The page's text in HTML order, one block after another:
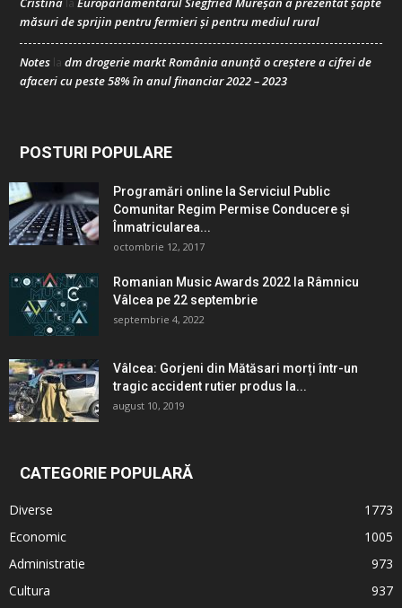
la
măsuri de sprijin pentru fermieri și pentru mediul rural
Notes la dm drogerie markt România anunță o creștere a cifrei de
afaceri cu peste 58% în anul financiar 2022 – 2023
POSTURI POPULARE
Programări online la Serviciul Public
Comunitar Regim Permise Conducere şi
Înmatricularea...
octombrie 12, 2017
Romanian Music Awards 2022 la Râmnicu
Vâlcea pe 22 septembrie
septembrie 4, 2022
Vâlcea: Gorjeni din Mătăsari morți într-un
tragic accident rutier produs la...
august 10, 2019
CATEGORIE POPULARĂ
Diverse
1773
Economic
1005
Administratie
973
Cultura
937